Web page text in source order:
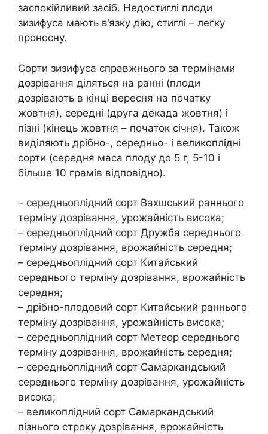
заспокійливий засіб. Недостиглі плоди
зизифуса мають в’язку дію, стиглі – легку
проносну.
Сорти зизифуса справжнього за термінами
дозрівання діляться на ранні (плоди
дозрівають в кінці вересня на початку
жовтня), середні (друга декада жовтня) і
пізні (кінець жовтня – початок січня). Також
виділяють дрібно-, середньо- і великоплідні
сорти (середня маса плоду до 5 г, 5-10 і
більше 10 грамів відповідно).
– середньоплідний сорт Вахшський раннього
терміну дозрівання, урожайність висока;
– середньоплідний сорт Дружба середнього
терміну дозрівання, врожайність середня;
– середньоплідний сорт Китайський
середнього терміну дозрівання, врожайність
середня;
– дрібно-плодовий сорт Китайський раннього
терміну дозрівання, урожайність висока;
– середньоплідний сорт Метеор середнього
терміну дозрівання, врожайність середня;
– середньоплідний сорт Самаркандський
середнього терміну дозрівання, урожайність
висока;
– великоплідний сорт Самаркандський
пізнього строку дозрівання, врожайність